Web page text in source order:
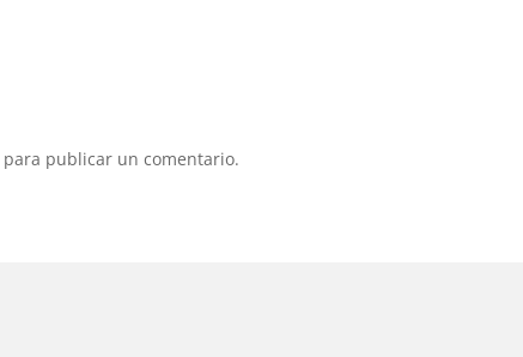
para publicar un comentario.